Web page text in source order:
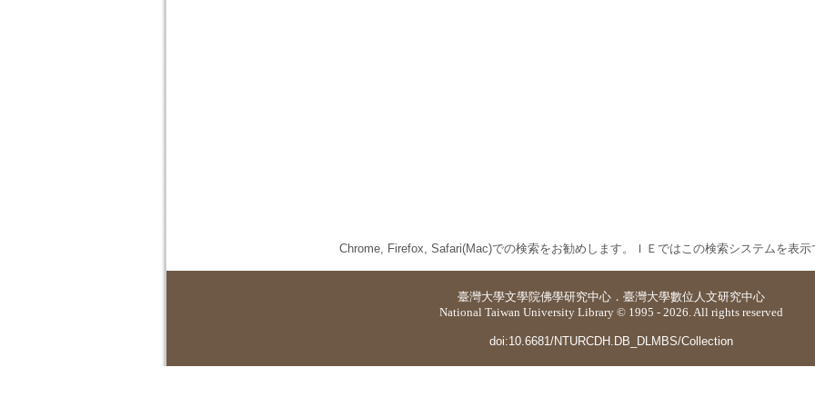
Chrome, Firefox, Safari(Mac)での検索をお勧めします。ＩＥではこの検索システムを表示
臺灣大學文學院佛學研究中心 ． 臺灣大學數位人文研究中心
National Taiwan University Library © 1995 - 2026. All rights reserved
doi:10.6681/NTURCDH.DB_DLMBS/Collection